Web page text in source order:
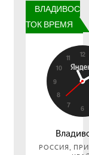
ВЛАДИВОС
ТОК ВРЕМЯ